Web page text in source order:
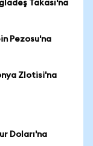
Takası'na
Pezosu'na
Zlotisi'na
Doları'na